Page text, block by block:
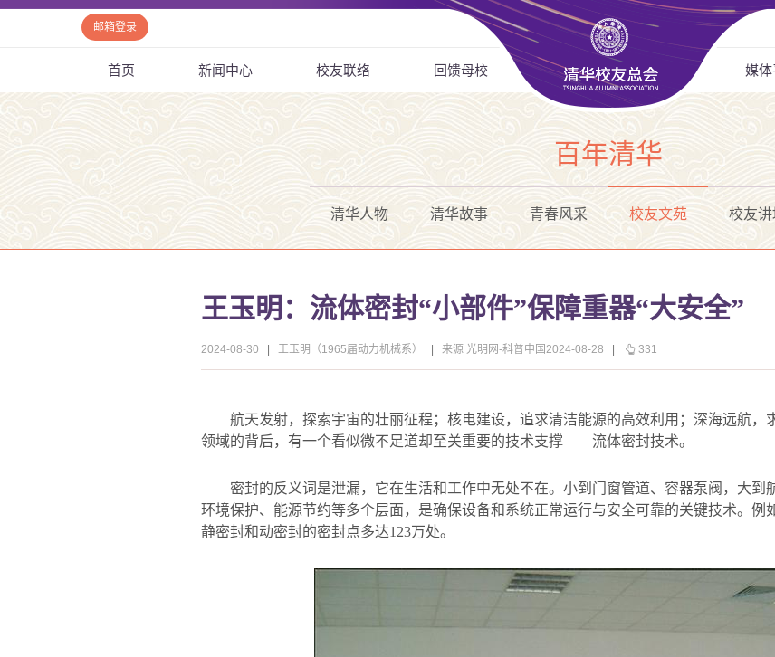
邮箱登录
首页 新闻中心 校友联络 回馈母校 媒体
百年清华
清华人物 清华故事 青春风采 校友文苑 校友讲
王玉明：流体密封“小部件”保障重器“大安全”
2024-08-30 王玉明（1965届动力机械系） 来源 光明网-科普中国2024-08-28 331
航天发射，探索宇宙的壮丽征程；核电建设，追求清洁能源的高效利用；深海远航
领域的背后，有一个看似微不足道却至关重要的技术支撑——流体密封技术。
密封的反义词是泄漏，它在生活和工作中无处不在。小到门窗管道、容器泵阀，大到
环境保护、能源节约等多个层面，是确保设备和系统正常运行与安全可靠的关键技术。例
静密封和动密封的密封点多达123万处。